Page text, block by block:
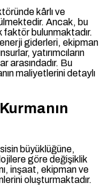
kârlı ve
Ancak, bu
faktör bulunmaktadır.
enerji giderleri, ekipman
yatırımcıların
arasındadır. Bu
maliyetlerini detaylı
büyüklüğüne,
göre değişiklik
inşaat, ekipman ve
oluşturmaktadır.